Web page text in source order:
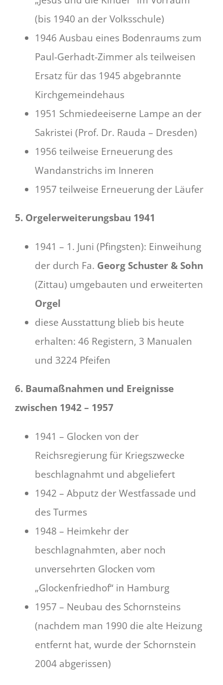
(bis 1940 an der Volksschule)
1946 Ausbau eines Bodenraums zum
Paul-Gerhadt-Zimmer als teilweisen
Ersatz für das 1945 abgebrannte
Kirchgemeindehaus
1951 Schmiedeeiserne Lampe an der
Sakristei (Prof. Dr. Rauda – Dresden)
1956 teilweise Erneuerung des
Wandanstrichs im Inneren
1957 teilweise Erneuerung der Läufer
5. Orgelerweiterungsbau 1941
1941 – 1. Juni (Pfingsten): Einweihung
der durch Fa. Georg Schuster & Sohn
(Zittau) umgebauten und erweiterten
Orgel
diese Ausstattung blieb bis heute
erhalten: 46 Registern, 3 Manualen
und 3224 Pfeifen
6. Baumaßnahmen und Ereignisse
zwischen 1942 – 1957
1941 – Glocken von der
Reichsregierung für Kriegszwecke
beschlagnahmt und abgeliefert
1942 – Abputz der Westfassade und
des Turmes
1948 – Heimkehr der
beschlagnahmten, aber noch
unversehrten Glocken vom
„Glockenfriedhof“ in Hamburg
1957 – Neubau des Schornsteins
(nachdem man 1990 die alte Heizung
entfernt hat, wurde der Schornstein
2004 abgerissen)